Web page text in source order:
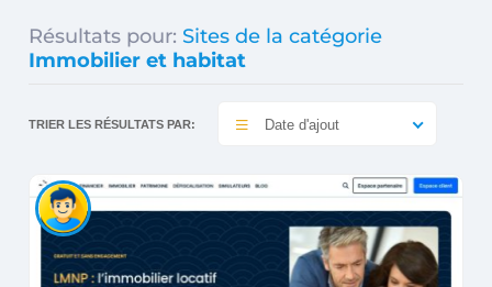
Résultats pour: Sites de la catégorie
Immobilier et habitat
TRIER LES RÉSULTATS PAR: Date d'ajout